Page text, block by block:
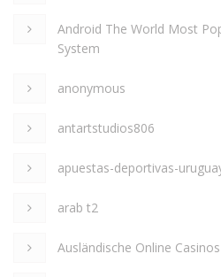
Android The World Most
System
anonymous
antartstudios806
apuestas-deportivas-
arab t2
Ausländische Online Casinos